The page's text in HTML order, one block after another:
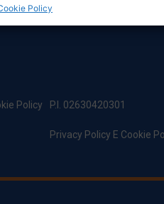
Policy
Policy P.I. 02630420301
Privacy Policy E Cookie